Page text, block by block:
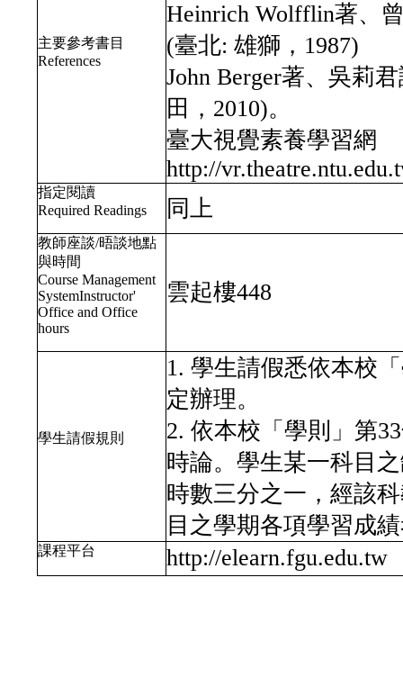
主要參考書目
References
Heinrich Wolfflin著、
(臺北: 雄獅，1987)
John Berger著、吳莉
田，2010)。
臺大視覺素養學習網
http://
指定閱讀
Required Readings
同上
教師座談/晤談地點
與時間
Course Management
SystemInstructor'
Office and Office
hours
雲起樓448
學生請假規則
1. 學生請假悉依本校
定辦理。
2. 依本校「學則」第
時論。學生某一科目
時數三分之一，經該
目之學期各項學習成
課程平台 http://elearn.fgu.edu.tw